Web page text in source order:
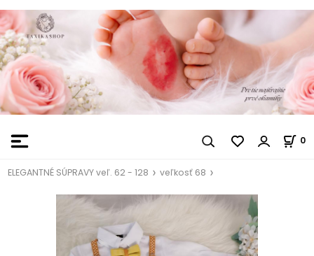
0
ELEGANTNÉ SÚPRAVY veľ. 62 - 128 veľkosť 68